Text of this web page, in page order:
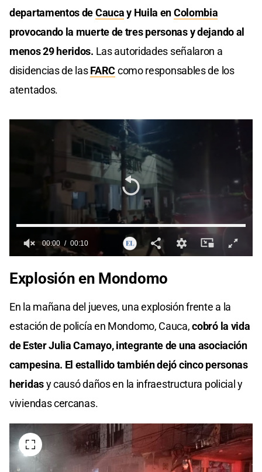
departamentos deCaucay Huila enColombia
provocando la muerte de tres personas y dejando al
menos 29 heridos. Las autoridades señalaron a
disidencias de lasFARCcomo responsables de los
atentados.
of
00:00 00:10
Explosión en Mondomo
En la mañana del jueves, una explosión frente a la
estación de policía en Mondomo, Cauca,cobró la vida
de Ester Julia Camayo, integrante de una asociación
campesina. El estallido también dejó cinco personas
heridasy causó daños en la infraestructura policial y
viviendas cercanas.